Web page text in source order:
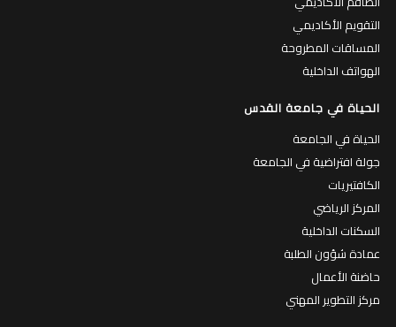
التقويم الأكاديمي
المساقات المطروحة
الهواتف الداخلية
الحياة في جامعة القدس
الحياة في الجامعة
جولة افتراضية في الجامعة
الكافتيريات
المركز الرياضي
السكنات الداخلية
عمادة شؤون الطلبة
حاضنة الأعمال
مركز التطوير المهني